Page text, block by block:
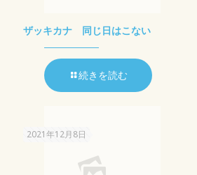
ザッキカナ 同じ日はこない
続きを読む
2021年12月8日